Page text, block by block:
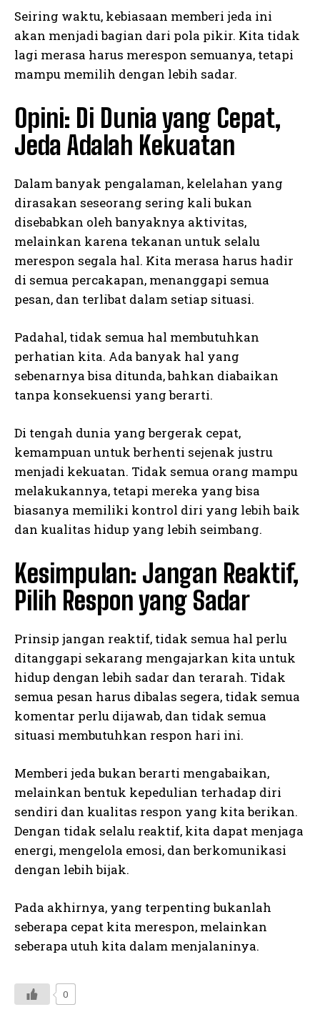
Seiring waktu, kebiasaan memberi jeda ini
akan menjadi bagian dari pola pikir. Kita tidak
lagi merasa harus merespon semuanya, tetapi
mampu memilih dengan lebih sadar.
Opini: Di Dunia yang Cepat,
Jeda Adalah Kekuatan
Dalam banyak pengalaman, kelelahan yang
dirasakan seseorang sering kali bukan
disebabkan oleh banyaknya aktivitas,
melainkan karena tekanan untuk selalu
merespon segala hal. Kita merasa harus hadir
di semua percakapan, menanggapi semua
pesan, dan terlibat dalam setiap situasi.
Padahal, tidak semua hal membutuhkan
perhatian kita. Ada banyak hal yang
sebenarnya bisa ditunda, bahkan diabaikan
tanpa konsekuensi yang berarti.
Di tengah dunia yang bergerak cepat,
kemampuan untuk berhenti sejenak justru
menjadi kekuatan. Tidak semua orang mampu
melakukannya, tetapi mereka yang bisa
biasanya memiliki kontrol diri yang lebih baik
dan kualitas hidup yang lebih seimbang.
Kesimpulan: Jangan Reaktif,
Pilih Respon yang Sadar
Prinsip jangan reaktif, tidak semua hal perlu
ditanggapi sekarang mengajarkan kita untuk
hidup dengan lebih sadar dan terarah. Tidak
semua pesan harus dibalas segera, tidak semua
komentar perlu dijawab, dan tidak semua
situasi membutuhkan respon hari ini.
Memberi jeda bukan berarti mengabaikan,
melainkan bentuk kepedulian terhadap diri
sendiri dan kualitas respon yang kita berikan.
Dengan tidak selalu reaktif, kita dapat menjaga
energi, mengelola emosi, dan berkomunikasi
dengan lebih bijak.
Pada akhirnya, yang terpenting bukanlah
seberapa cepat kita merespon, melainkan
seberapa utuh kita dalam menjalaninya.
0